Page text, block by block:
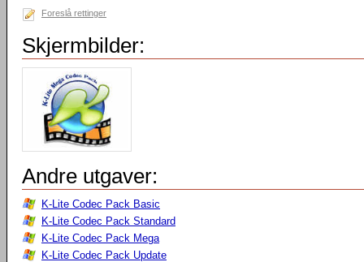
Foreslå rettinger
Skjermbilder:
Andre utgaver:
K-Lite Codec Pack Basic
K-Lite Codec Pack Standard
K-Lite Codec Pack Mega
K-Lite Codec Pack Update